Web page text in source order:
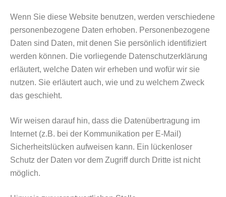
Wenn Sie diese Website benutzen, werden verschiedene
personenbezogene Daten erhoben. Personenbezogene
Daten sind Daten, mit denen Sie persönlich identifiziert
werden können. Die vorliegende Datenschutzerklärung
erläutert, welche Daten wir erheben und wofür wir sie
nutzen. Sie erläutert auch, wie und zu welchem Zweck
das geschieht.
Wir weisen darauf hin, dass die Datenübertragung im
Internet (z.B. bei der Kommunikation per E-Mail)
Sicherheitslücken aufweisen kann. Ein lückenloser
Schutz der Daten vor dem Zugriff durch Dritte ist nicht
möglich.